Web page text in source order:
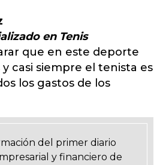
en Tenis
que en este deporte
casi siempre el tenista es
los gastos de los
del primer diario
y financiero de